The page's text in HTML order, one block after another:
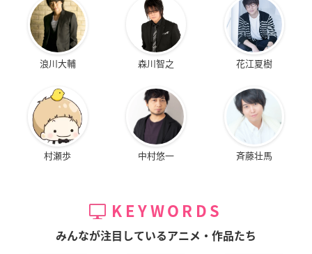
浪川大輔 森川智之 花江夏樹
村瀬歩 中村悠一 斉藤壮馬
KEYWORDS
みんなが注目しているアニメ・作品たち